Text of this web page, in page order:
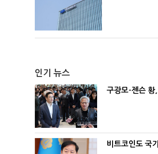
인기 뉴스
구광모-젠슨 황
비트코인도 국